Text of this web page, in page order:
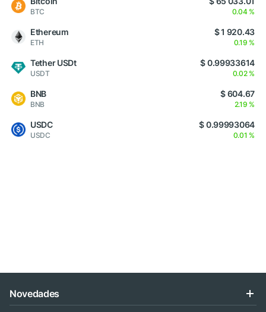
BTC 0.04 %
Ethereum
ETH
$ 1 920.43
0.19 %
Tether USDt
USDT
$ 0.99933614
0.02 %
BNB
BNB
$ 604.67
2.19 %
USDC
USDC
$ 0.99993064
0.01 %
Novedades